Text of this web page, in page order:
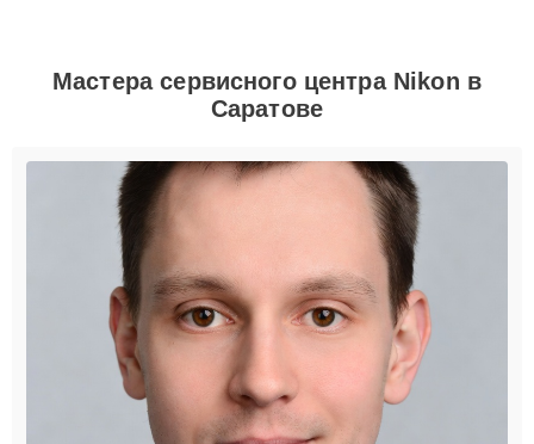
Мастера сервисного центра Nikon в
Саратове